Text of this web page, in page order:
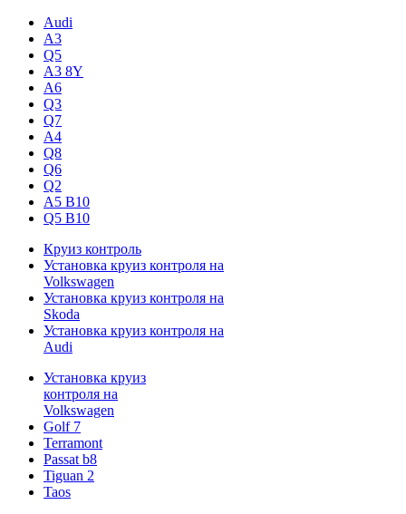
Audi
A3
Q5
А3 8Y
A6
Q3
Q7
A4
Q8
Q6
Q2
A5 B10
Q5 B10
Круиз контроль
Установка круиз контроля на
Volkswagen
Установка круиз контроля на
Skoda
Установка круиз контроля на
Audi
Установка круиз
контроля на
Volkswagen
Golf 7
Terramont
Passat b8
Tiguan 2
Taos